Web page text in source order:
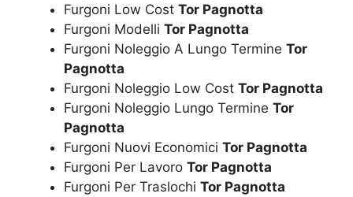
Furgoni Low Cost Tor Pagnotta
Furgoni Modelli Tor Pagnotta
Furgoni Noleggio A Lungo Termine Tor
Pagnotta
Furgoni Noleggio Low Cost Tor Pagnotta
Furgoni Noleggio Lungo Termine Tor
Pagnotta
Furgoni Nuovi Economici Tor Pagnotta
Furgoni Per Lavoro Tor Pagnotta
Furgoni Per Traslochi Tor Pagnotta